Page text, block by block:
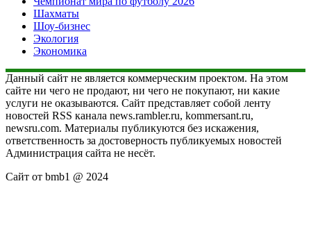
Шахматы
Шоу-бизнес
Экология
Экономика
Данный сайт не является коммерческим проектом. На этом
сайте ни чего не продают, ни чего не покупают, ни какие
услуги не оказываются. Сайт представляет собой ленту
новостей RSS канала news.rambler.ru, kommersant.ru,
newsru.com. Материалы публикуются без искажения,
ответственность за достоверность публикуемых новостей
Администрация сайта не несёт.
Сайт от bmb1 @ 2024